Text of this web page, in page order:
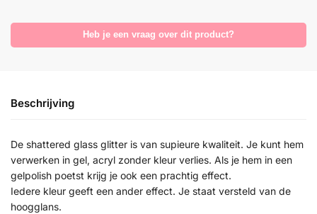
Heb je een vraag over dit product?
Beschrijving
De shattered glass glitter is van supieure kwaliteit. Je kunt hem
verwerken in gel, acryl zonder kleur verlies. Als je hem in een
gelpolish poetst krijg je ook een prachtig effect.
Iedere kleur geeft een ander effect. Je staat versteld van de
hoogglans.